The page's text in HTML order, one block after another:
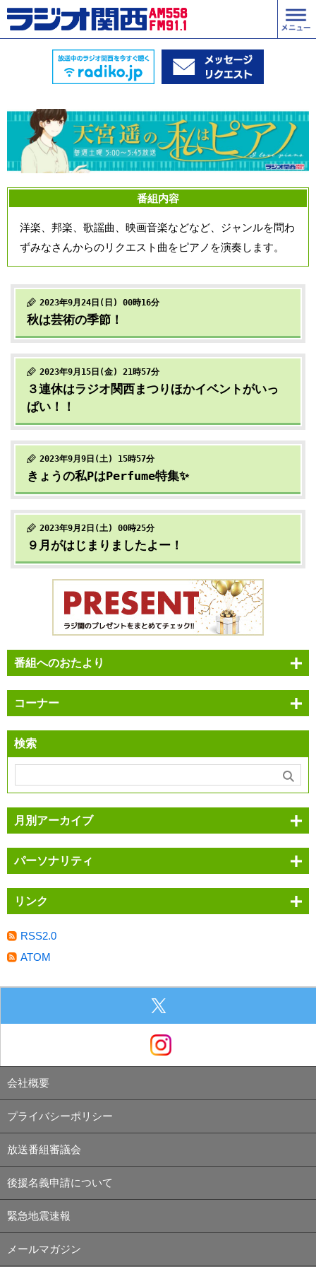
番組内容
洋楽、邦楽、歌謡曲、映画音楽などなど、ジャンルを問わ
ずみなさんからのリクエスト曲をピアノを演奏します。
2023年9月24日(日) 00時16分
秋は芸術の季節！
2023年9月15日(金) 21時57分
３連休はラジオ関西まつりほかイベントがいっ
ぱい！！
2023年9月9日(土) 15時57分
きょうの私PはPerfume特集✨
2023年9月2日(土) 00時25分
９月がはじまりましたよー！
番組へのおたより
コーナー
検索
月別アーカイブ
パーソナリティ
リンク
RSS2.0
ATOM
会社概要
プライバシーポリシー
放送番組審議会
後援名義申請について
緊急地震速報
メールマガジン